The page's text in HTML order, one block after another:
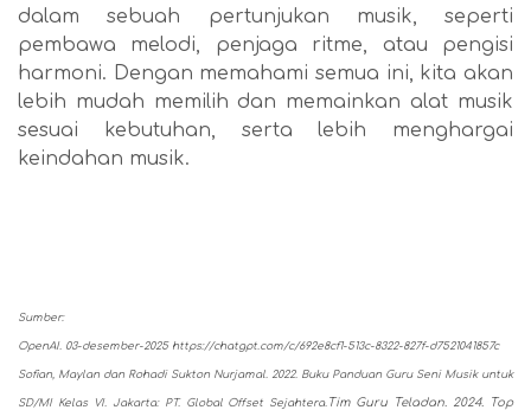
dalam sebuah pertunjukan musik, seperti
pembawa melodi, penjaga ritme, atau pengisi
harmoni. Dengan memahami semua ini, kita akan
lebih mudah memilih dan memainkan alat musik
sesuai kebutuhan, serta lebih menghargai
keindahan musik.
Sumber:
OpenAI. 03-desember-2025 https://chatgpt.com/c/692e8cf1-513c-8322-827f-d7521041857c
Sofian, Maylan dan Rohadi Sukton Nurjamal. 2022. Buku Panduan Guru Seni Musik untuk
SD/MI Kelas VI. Jakarta: PT. Global Offset Sejahtera. Tim Guru Teladan. 2024. Top